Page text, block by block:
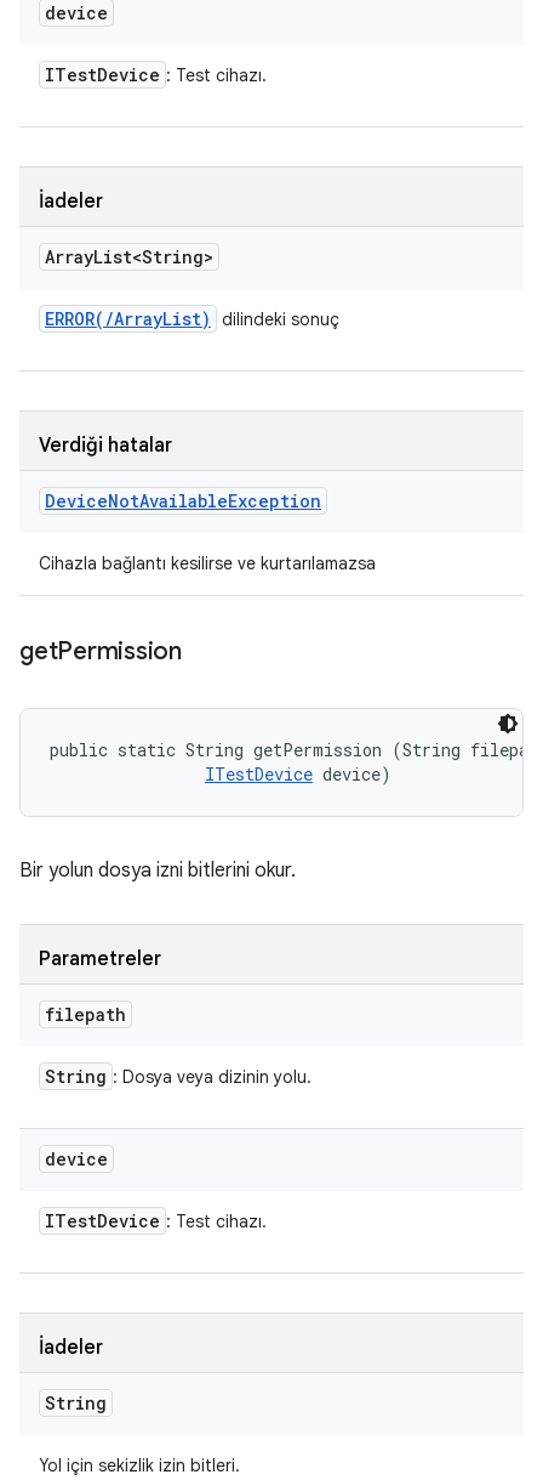
device
ITestDevice : Test cihazı.
İadeler
ArrayList<String>
ERROR( /ArrayList) dilindeki sonuç
Verdiği hatalar
DeviceNotAvailableException
Cihazla bağlantı kesilirse ve kurtarılamazsa
getPermission
public static String getPermission (String
ITestDevice device)
Bir yolun dosya izni bitlerini okur.
Parametreler
filepath
String : Dosya veya dizinin yolu.
device
ITestDevice : Test cihazı.
İadeler
String
Yol için sekizlik izin bitleri.